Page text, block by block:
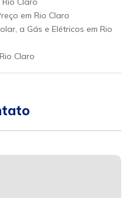
em Rio Claro
a Gás e Elétricos em Rio
Claro